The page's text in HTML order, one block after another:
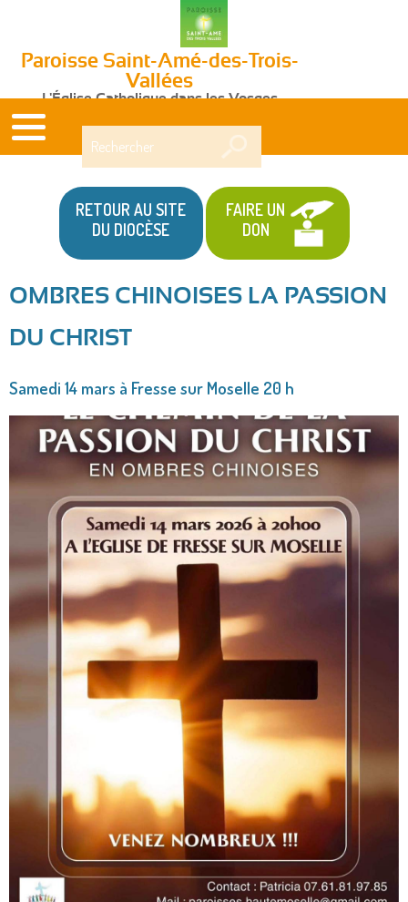
Paroisse Saint-Amé-des-Trois-
Vallées
L'Église Catholique dans les Vosges
RETOUR AU SITE
DU DIOCÈSE
FAIRE UN
DON
êtes
ici
OMBRES CHINOISES LA PASSION
DU CHRIST
Samedi 14 mars à Fresse sur Moselle 20 h